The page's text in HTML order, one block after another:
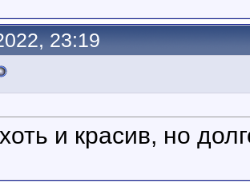
23:19
и красив, но